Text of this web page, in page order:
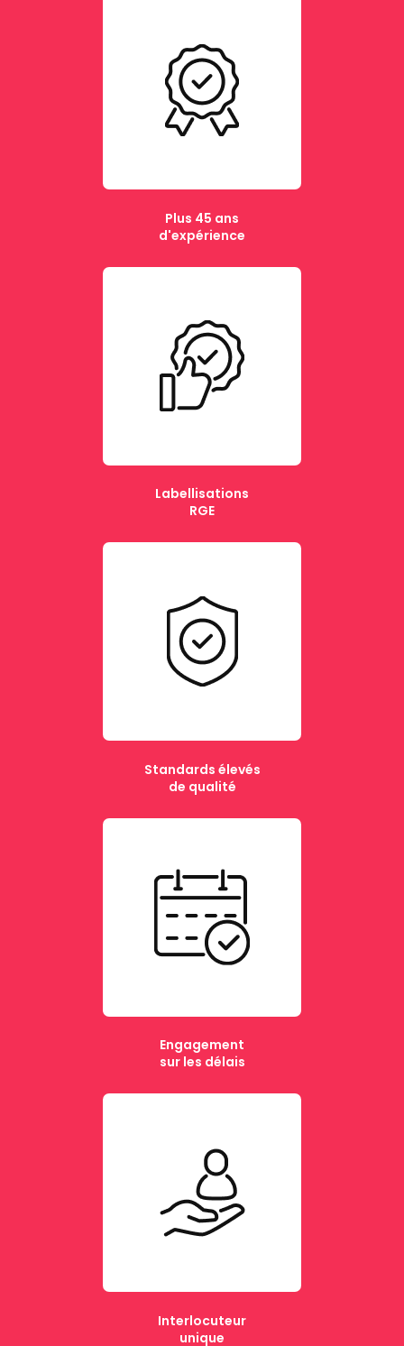
Plus 45 ans
d'expérience
Labellisations
RGE
Standards élevés
de qualité
Engagement
sur les délais
Interlocuteur
unique